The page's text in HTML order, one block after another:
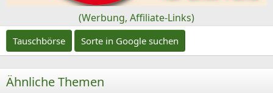
(Werbung, Affiliate-Links)
Tauschbörse Sorte in Google suchen
Ähnliche Themen